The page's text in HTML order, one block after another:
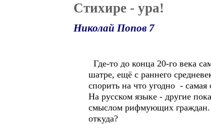
Стихире - ура!
Николай Попов 7
Где-то до конца 20-го века
шатре, ещё с раннего
спорить на что угодно -
На русском языке - другие
смыслом рифмующих граждан.
откуда?